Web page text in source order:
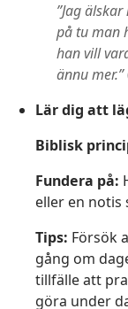
”Jag
på tu man
han vill
ännu mer.”
Lär dig att
Biblisk
Fundera på:
eller en notis
Tips: Försök
gång om
tillfälle att
göra under